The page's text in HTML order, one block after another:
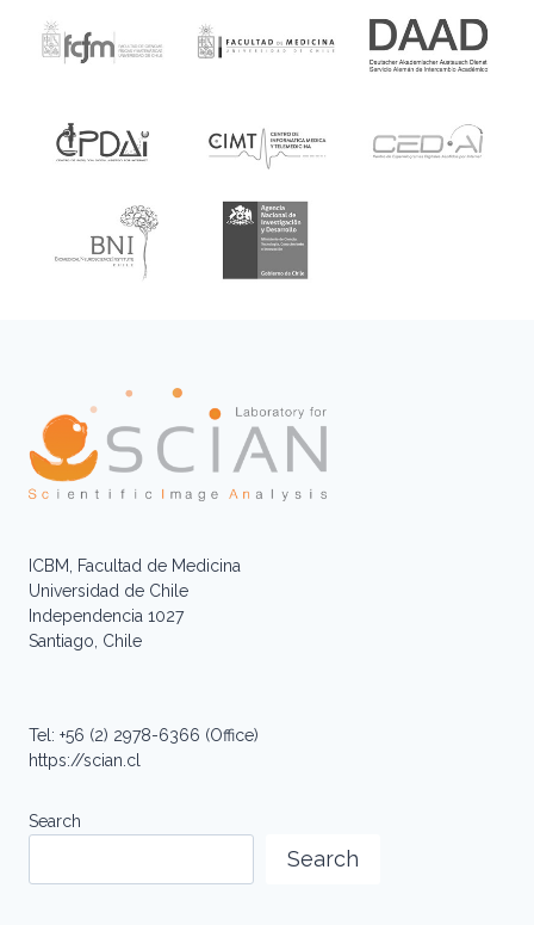
ICBM, Facultad de Medicina
Universidad de Chile
Independencia 1027
Santiago, Chile
Tel: +56 (2) 2978-6366 (Office)
https://scian.cl
Search
Search